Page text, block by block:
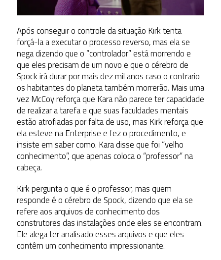
Após conseguir o controle da situação Kirk tenta
forçá-la a executar o processo reverso, mas ela se
nega dizendo que o “controlador” está morrendo e
que eles precisam de um novo e que o cérebro de
Spock irá durar por mais dez mil anos caso o contrario
os habitantes do planeta também morrerão. Mais uma
vez McCoy reforça que Kara não parece ter capacidade
de realizar a tarefa e que suas faculdades mentais
estão atrofiadas por falta de uso, mas Kirk reforça que
ela esteve na Enterprise e fez o procedimento, e
insiste em saber como. Kara disse que foi “velho
conhecimento”, que apenas coloca o “professor” na
cabeça.
Kirk pergunta o que é o professor, mas quem
responde é o cérebro de Spock, dizendo que ela se
refere aos arquivos de conhecimento dos
construtores das instalações onde eles se encontram.
Ele alega ter analisado esses arquivos e que eles
contêm um conhecimento impressionante.